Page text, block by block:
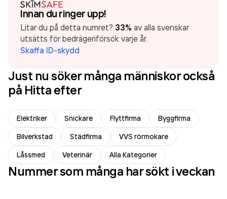
Innan du ringer upp!
Litar du på detta numret? 33% av alla svenskar
utsätts för bedrägeriförsök varje år.
Skaffa ID-skydd
Just nu söker många människor också
på Hitta efter
Elektriker Snickare Flyttfirma
Byggfirma
Bilverkstad
Städfirma
VVS rörmokare
Låssmed
Veterinär Alla Kategorier
Nummer som många har sökt i veckan